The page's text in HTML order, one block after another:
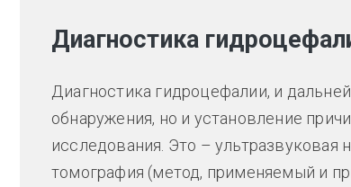
Диагностика
Диагностика гидроцефалии, и
обнаружения, но и установление
исследования. Это – ультразвуковая
томография (метод, применяемый и